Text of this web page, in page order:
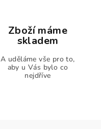
Zboží máme
skladem
A uděláme vše pro to,
aby u Vás bylo co
nejdříve